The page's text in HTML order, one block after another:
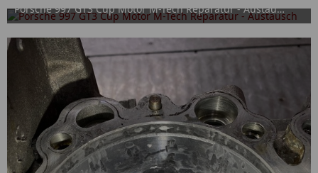
Porsche 997 GT3 Cup Motor M-Tech Reparatur - Austausch
15. September 2025